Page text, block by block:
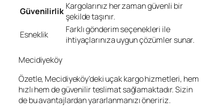
Güvenilirlik Kargolarınız her zaman güvenli bir
şekilde taşınır.
Esneklik
Farklı gönderim seçenekleri ile
ihtiyaçlarınıza uygun çözümler sunar.
Mecidiyeköy
Özetle, Mecidiyeköy’deki uçak kargo hizmetleri, hem
hızlı hem de güvenilir teslimat sağlamaktadır. Sizin
de bu avantajlardan yararlanmanızı öneririz.